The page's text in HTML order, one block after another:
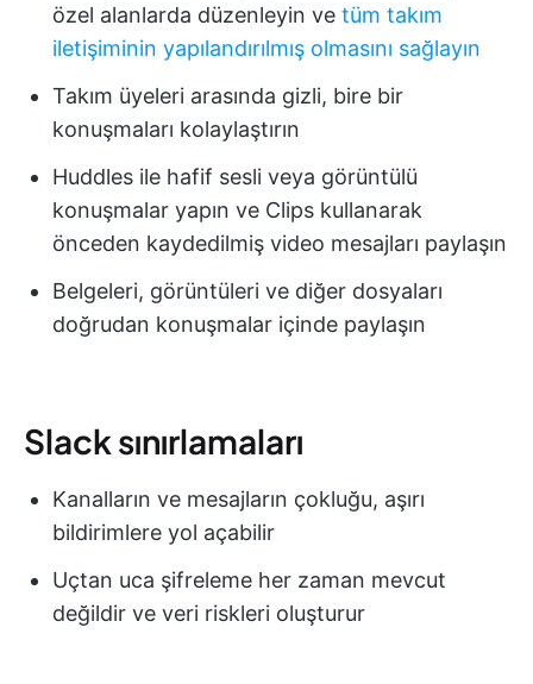
özel alanlarda düzenleyin ve tüm takım
iletişiminin yapılandırılmış olmasını sağlayın
Takım üyeleri arasında gizli, bire bir
konuşmaları kolaylaştırın
Huddles ile hafif sesli veya görüntülü
konuşmalar yapın ve Clips kullanarak
önceden kaydedilmiş video mesajları paylaşın
Belgeleri, görüntüleri ve diğer dosyaları
doğrudan konuşmalar içinde paylaşın
Slack sınırlamaları
Kanalların ve mesajların çokluğu, aşırı
bildirimlere yol açabilir
Uçtan uca şifreleme her zaman mevcut
değildir ve veri riskleri oluşturur